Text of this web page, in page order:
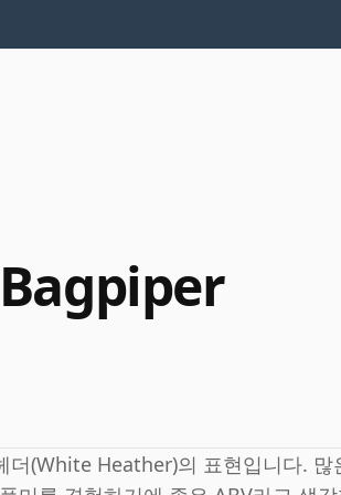
더(White Heather)의 표현입니다. 많